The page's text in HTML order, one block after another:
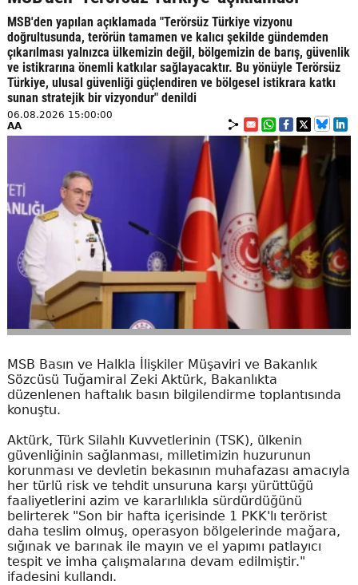
MSB'den yapılan açıklamada "Terörsüz Türkiye vizyonu
doğrultusunda, terörün tamamen ve kalıcı şekilde gündemden
çıkarılması yalnızca ülkemizin değil, bölgemizin de barış, güvenlik
ve istikrarına önemli katkılar sağlayacaktır. Bu yönüyle Terörsüz
Türkiye, ulusal güvenliği güçlendiren ve bölgesel istikrara katkı
sunan stratejik bir vizyondur" denildi
06.08.2026 15:00:00
AA
MSB Basın ve Halkla İlişkiler Müşaviri ve Bakanlık
Sözcüsü Tuğamiral Zeki Aktürk, Bakanlıkta
düzenlenen haftalık basın bilgilendirme toplantısında
konuştu.
Aktürk, Türk Silahlı Kuvvetlerinin (TSK), ülkenin
güvenliğinin sağlanması, milletimizin huzurunun
korunması ve devletin bekasının muhafazası amacıyla
her türlü risk ve tehdit unsuruna karşı yürüttüğü
faaliyetlerini azim ve kararlılıkla sürdürdüğünü
belirterek "Son bir hafta içerisinde 1 PKK'lı terörist
daha teslim olmuş, operasyon bölgelerinde mağara,
sığınak ve barınak ile mayın ve el yapımı patlayıcı
tespit ve imha çalışmalarına devam edilmiştir."
ifadesini kullandı.